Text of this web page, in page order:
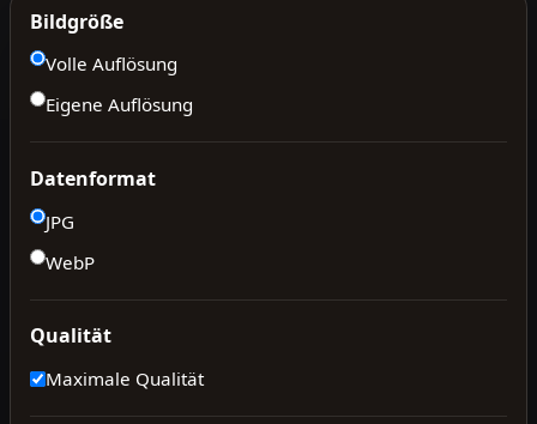
Bildgröße
Volle Auflösung
Eigene Auflösung
Datenformat
JPG
WebP
Qualität
Maximale Qualität